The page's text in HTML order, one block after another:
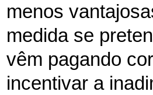
menos
medida se
vêm pagando
incentivar a